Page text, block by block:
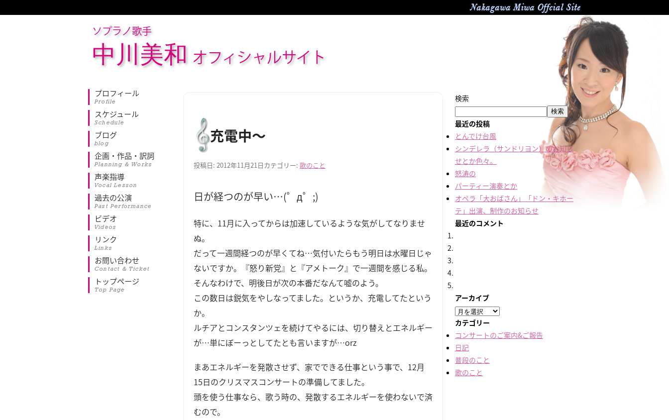
Nakagawa Miwa Offcial Site
ソプラノ歌手
中川美和 オフィシャルサイト
プロフィール
Profile
スケジュール
Schedule
ブログ
blog
企画・作品・訳詞
Planning & Works
声楽指導
Vocal Lesson
過去の公演
Past Performance
ビデオ
Videos
リンク
Links
お問い合わせ
Contact & Ticket
トップページ
Top Page
充電中～
投稿日: 2012年11月21日カテゴリー: 歌のこと
日が経つのが早い…(゜д゜;)
特に、11月に入ってからは加速しているような気がしてなりませ
ぬ。
だって一週間経つのが早くてね…気付いたらもう明日は水曜日じゃ
ないですか。『怒り新党』と『アメトーク』で一週間を感じる私。
そんなわけで、明後日が次の本番だなんて嘘のよう。
この数日は鋭気をやしなってました。というか、充電してたという
か。
ルチアとコンスタンツェを続けてやるには、切り替えとエネルギー
が…単にぼーっとしてたとも言いますが…orz
まあエネルギーを発散させず、家でできる仕事という事で、12月
15日のクリスマスコンサートの準備してました。
頭を使う仕事なら、歌う時の、発散するエネルギーを使わないで済
むので。
検索
検索
最近の投稿
とんでけ台風
シンデレラ（サンドリヨン）のお知ら
せとか色々。
怒涛の
パーティー演奏とか
オペラ「大おばさん」「ドン・キホー
テ」出演、制作のお知らせ
最近のコメント
アーカイブ
ア
ー
カ
イ
ブ
カテゴリー
コンサートのご案内&ご報告
日記
普段のこと
歌のこと